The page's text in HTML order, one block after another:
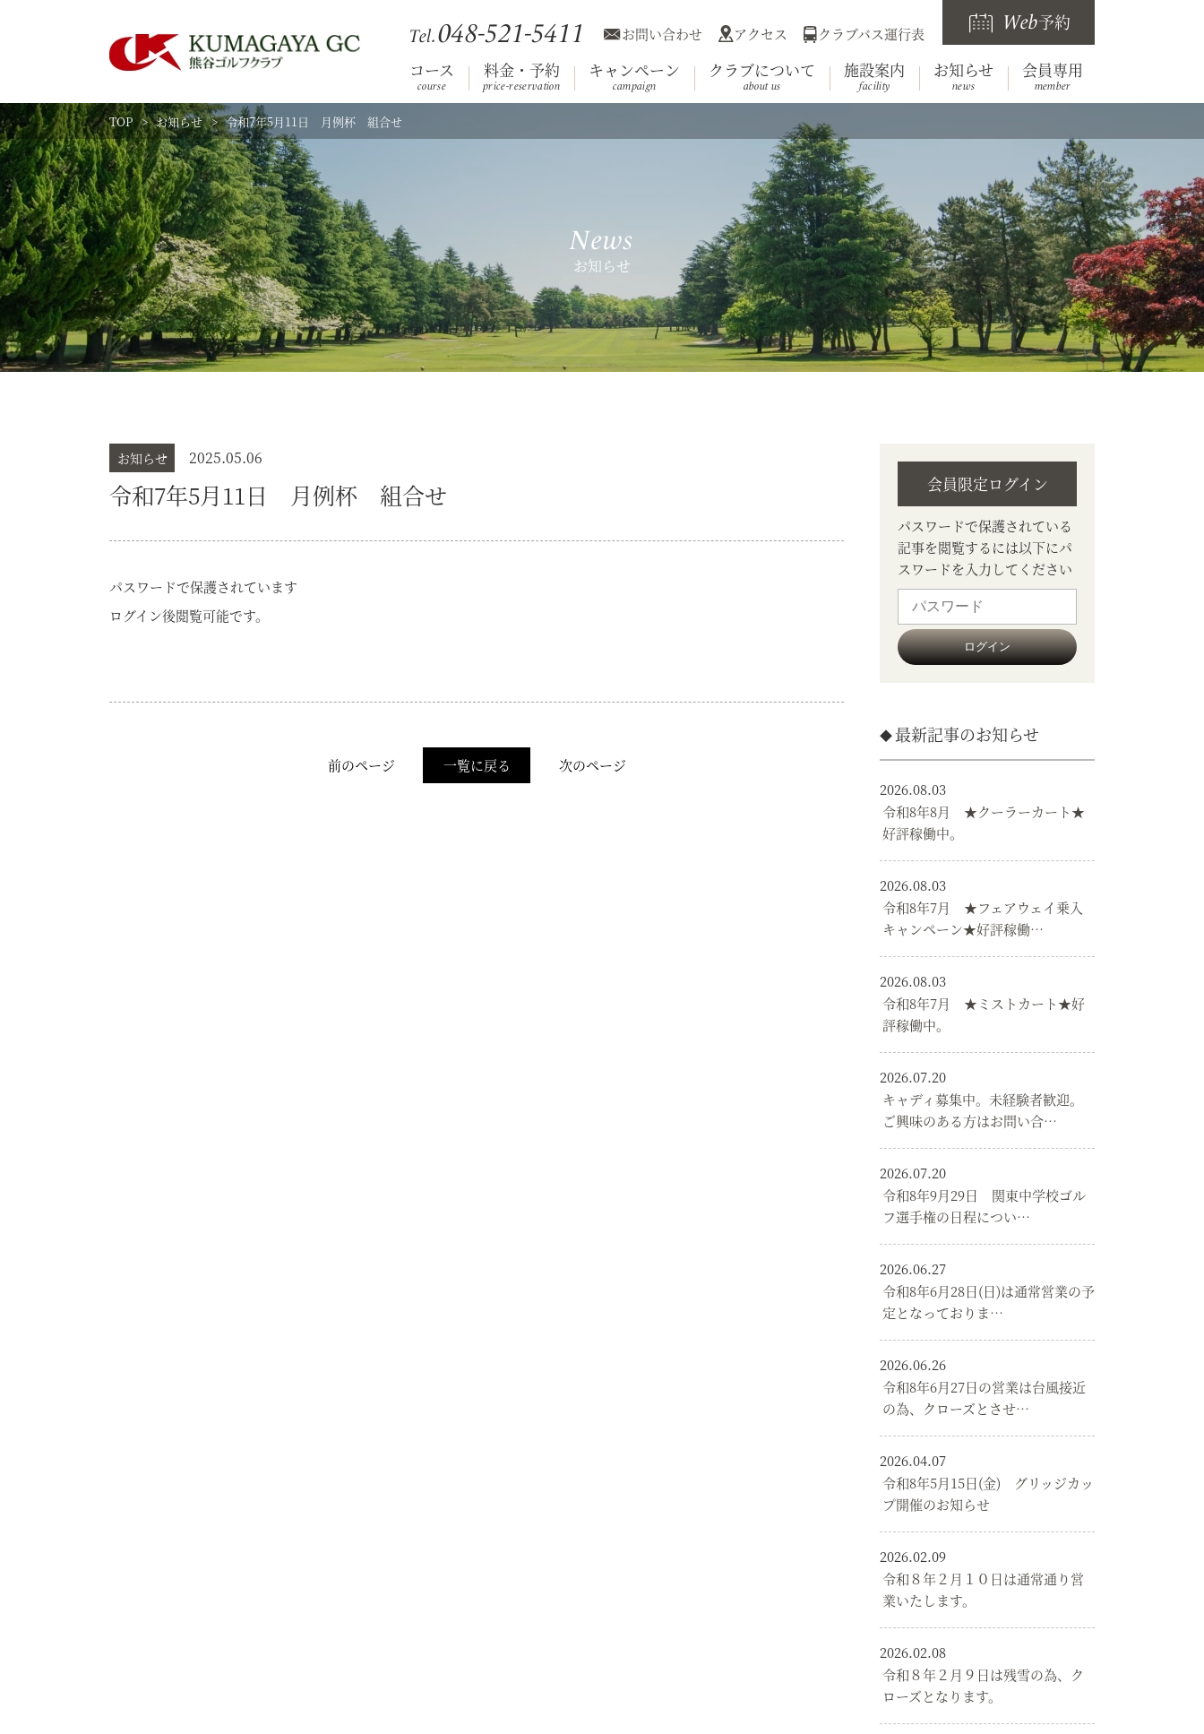
Tel.048-521-5411 お問い合わせ アクセス クラブバス運行表
Web予約
コース
course
コース ホール
料金・予約
price-reservation
キャンペーン
campaign
クラブについて
about us
利用規約 クラブ概要
施設案内
facility
施設案内
練習場 レストラン
お知らせ
news
会員専用
member
競技日程 会員へのお知らせ
TOP お知らせ 令和7年5月11日 月例杯 組合せ
News
お知らせ
お知らせ 2025.05.06
令和7年5月11日 月例杯 組合せ
パスワードで保護されています
ログイン後閲覧可能です。
前のページ 一覧に戻る 次のページ
会員限定ログイン
パスワードで保護されている
記事を閲覧するには以下にパ
スワードを入力してください
最新記事のお知らせ
2026.08.03
令和8年8月 ★クーラーカート★
好評稼働中。
2026.08.03
令和8年7月 ★フェアウェイ乗入
キャンペーン★好評稼働…
2026.08.03
令和8年7月 ★ミストカート★好
評稼働中。
2026.07.20
キャディ募集中。未経験者歓迎。
ご興味のある方はお問い合…
2026.07.20
令和8年9月29日 関東中学校ゴル
フ選手権の日程につい…
2026.06.27
令和8年6月28日(日)は通常営業の予
定となっておりま…
2026.06.26
令和8年6月27日の営業は台風接近
の為、クローズとさせ…
2026.04.07
令和8年5月15日(金) グリッジカッ
プ開催のお知らせ
2026.02.09
令和８年２月１０日は通常通り営
業いたします。
2026.02.08
令和８年２月９日は残雪の為、ク
ローズとなります。